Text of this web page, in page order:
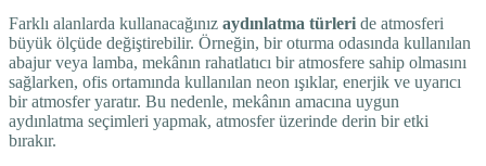
Farklı alanlarda kullanacağınız aydınlatma türleri de atmosferi
büyük ölçüde değiştirebilir. Örneğin, bir oturma odasında kullanılan
abajur veya lamba, mekânın rahatlatıcı bir atmosfere sahip olmasını
sağlarken, ofis ortamında kullanılan neon ışıklar, enerjik ve uyarıcı
bir atmosfer yaratır. Bu nedenle, mekânın amacına uygun
aydınlatma seçimleri yapmak, atmosfer üzerinde derin bir etki
bırakır.